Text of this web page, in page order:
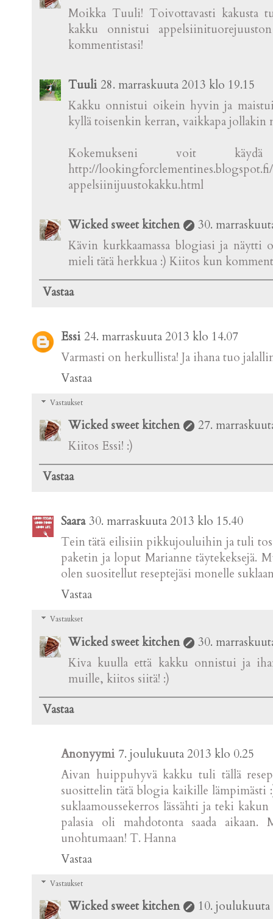
Moikka Tuuli! Toivottavasti kakusta
kakku onnistui
kommentistasi!
Tuuli 28. marraskuuta 2013 klo 19.15
Kakku onnistui oikein hyvin ja
kyllä toisenkin kerran, vaikkapa jollakin
Kokemukseni voit käydä
http://
appelsiinijuustokakku.html
Wicked sweet kitchen
30.
Kävin kurkkaamassa blogiasi ja näytti
mieli tätä herkkua :) Kiitos kun
Vastaa
Essi 24. marraskuuta 2013 klo 14.07
Varmasti on herkullista! Ja ihana tuo
Vastaa
Vastaukset
Wicked sweet kitchen
27.
Kiitos Essi! :)
Vastaa
Saara 30. marraskuuta 2013 klo 15.40
Tein tätä eilisiin pikkujouluihin ja tuli
paketin ja loput Marianne täytekeksejä.
olen suositellut reseptejäsi monelle
Vastaa
Vastaukset
Wicked sweet kitchen
30.
Kiva kuulla että kakku onnistui ja
muille, kiitos siitä! :)
Vastaa
Anonyymi 7. joulukuuta 2013 klo 0.25
Aivan huippuhyvä kakku tuli tällä
suosittelin tätä blogia kaikille
suklaamoussekerros lässähti ja teki
palasia oli mahdotonta saada
unohtumaan! T. Hanna
Vastaa
Vastaukset
Wicked sweet kitchen
10.